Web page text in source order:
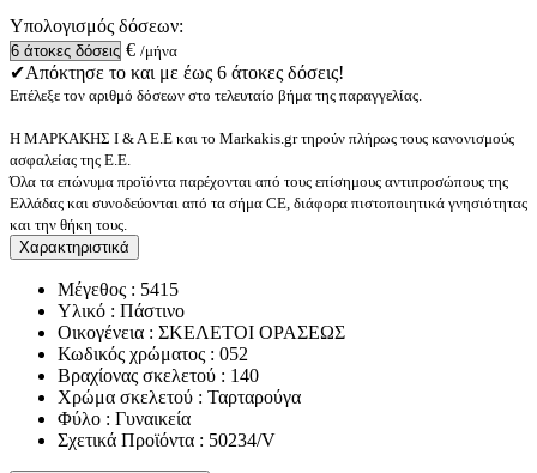
Υπολογισμός δόσεων:
€ /μήνα
✔Απόκτησε το και με έως 6 άτοκες δόσεις!
Επέλεξε τον αριθμό δόσεων στο τελευταίο βήμα της παραγγελίας.
Η ΜΑΡΚΑΚΗΣ Ι & Α Ε.Ε και το Markakis.gr τηρούν πλήρως τους κανονισμούς
ασφαλείας της Ε.Ε.
Όλα τα επώνυμα προϊόντα παρέχονται από τους επίσημους αντιπροσώπους της
Ελλάδας και συνοδεύονται από τα σήμα CE, διάφορα πιστοποιητικά γνησιότητας
και την θήκη τους.
Χαρακτηριστικά
Μέγεθος : 5415
Υλικό : Πάστινο
Οικογένεια : ΣΚΕΛΕΤΟΙ ΟΡΑΣΕΩΣ
Κωδικός χρώματος : 052
Βραχίονας σκελετού : 140
Χρώμα σκελετού : Ταρταρούγα
Φύλο : Γυναικεία
Σχετικά Προϊόντα : 50234/V